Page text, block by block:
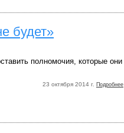
будет»
полномочия, которые они
23 октября 2014 г. Подробнее